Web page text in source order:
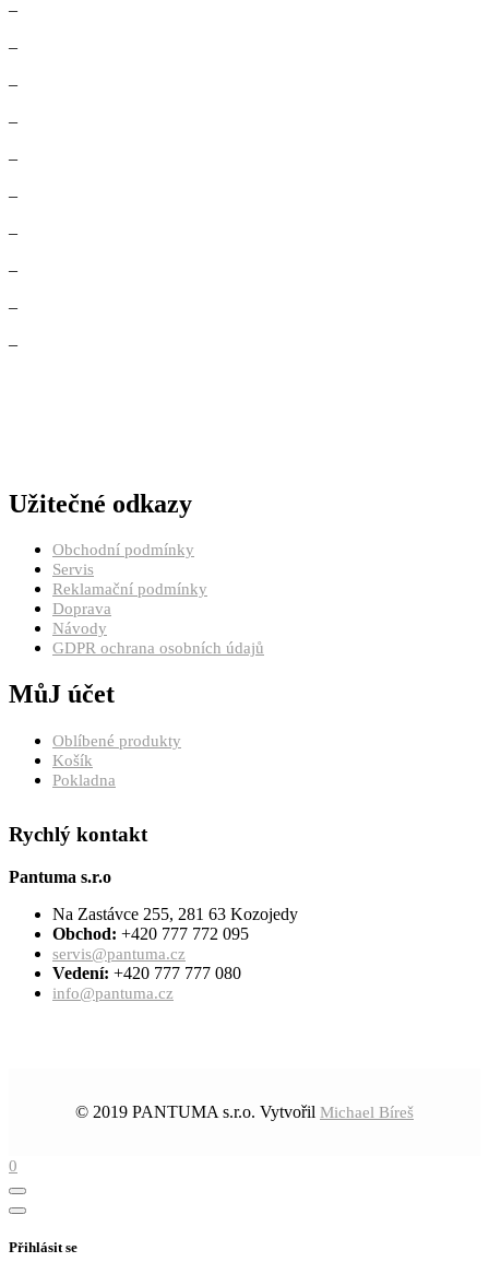
–
–
–
–
–
–
–
–
–
–
Užitečné odkazy
Obchodní podmínky
Servis
Reklamační podmínky
Doprava
Návody
GDPR ochrana osobních údajů
MůJ účet
Oblíbené produkty
Košík
Pokladna
Rychlý kontakt
Pantuma s.r.o
Na Zastávce 255, 281 63 Kozojedy
Obchod: +420 777 772 095
servis@pantuma.cz
Vedení: +420 777 777 080
info@pantuma.cz
© 2019 PANTUMA s.r.o. Vytvořil Michael Bíreš
0
Přihlásit se